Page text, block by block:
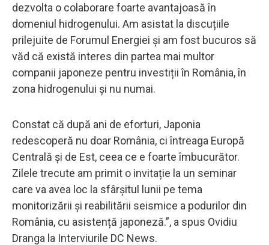
dezvolta o colaborare foarte avantajoasă în
domeniul hidrogenului. Am asistat la discuțiile
prilejuite de Forumul Energiei și am fost bucuros să
văd că există interes din partea mai multor
companii japoneze pentru investiții în România, în
zona hidrogenului și nu numai.
Constat că după ani de eforturi, Japonia
redescoperă nu doar România, ci întreaga Europă
Centrală și de Est, ceea ce e foarte îmbucurător.
Zilele trecute am primit o invitație la un seminar
care va avea loc la sfârșitul lunii pe tema
monitorizării și reabilitării seismice a podurilor din
România, cu asistență japoneză.”, a spus Ovidiu
Dranga la Interviurile DC News.